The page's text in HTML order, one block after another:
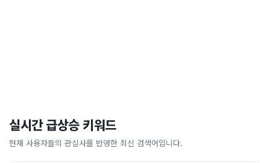
실시간 급상승 키워드
현재 사용자들의 관심사를 반영한 최신 검색어입니다.